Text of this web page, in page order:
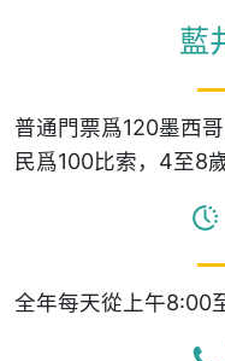
藍
普通門票爲120墨西
民爲100比索，4至8
全年每天從上午8:00